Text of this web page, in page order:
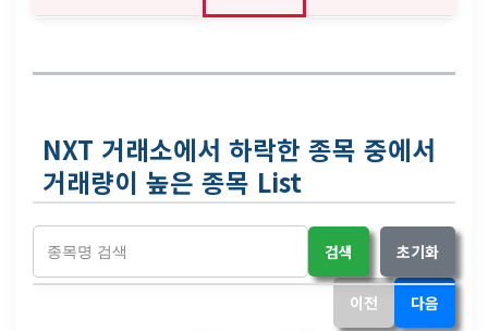
NXT 거래소에서 하락한 종목 중에서
거래량이 높은 종목 List
검색 초기화
이전 다음